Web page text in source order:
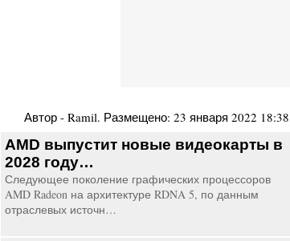
Автор - Ramil. Размещено: 23 января 2022 18:38
AMD выпустит новые видеокарты в
2028 году…
Следующее поколение графических процессоров
AMD Radeon на архитектуре RDNA 5, по данным
отраслевых источн…